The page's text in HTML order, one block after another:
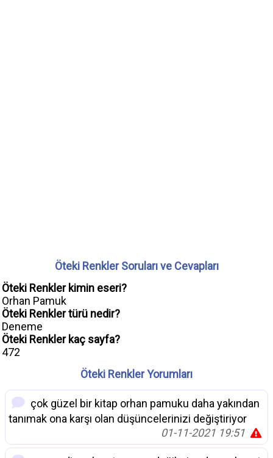
Öteki Renkler Soruları ve Cevapları
Öteki Renkler kimin eseri?
Orhan Pamuk
Öteki Renkler türü nedir?
Deneme
Öteki Renkler kaç sayfa?
472
Öteki Renkler Yorumları
çok güzel bir kitap orhan pamuku daha yakından
tanımak ona karşı olan düşüncelerinizi değiştiriyor
01-11-2021 19:51